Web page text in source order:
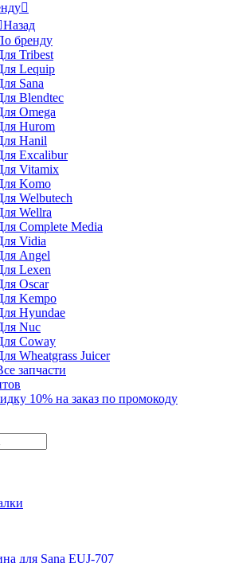
Назад
бренду
Tribest
Lequip
Sana
Blendtec
Omega
Hurom
Hanil
Excalibur
Vitamix
Komo
Welbutech
Wellra
Complete Media
Vidia
Angel
Lexen
Oscar
Kempo
Hyundae
Nuc
Coway
Wheatgrass Juicer
запчасти
10% на заказ по промокоду